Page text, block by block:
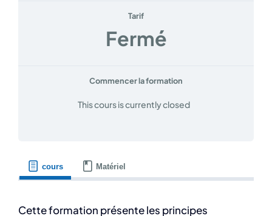
Tarif
Fermé
Commencer la formation
This cours is currently closed
cours Matériel
Cette formation présente les principes